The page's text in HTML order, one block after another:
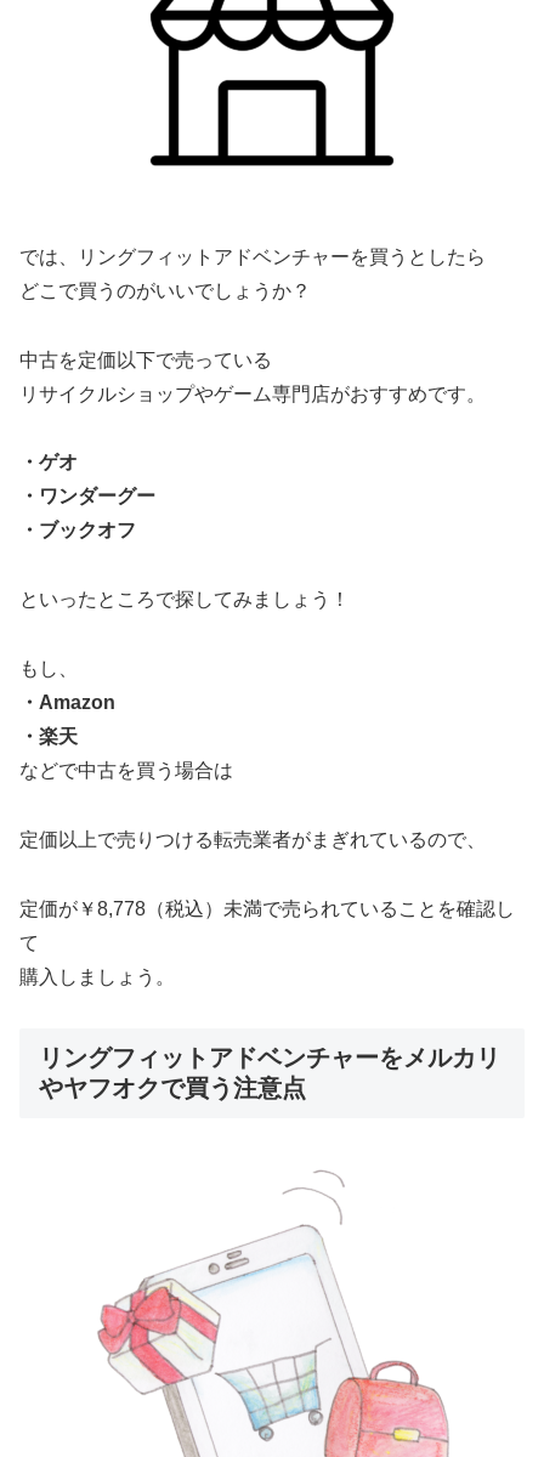
では、リングフィットアドベンチャーを買うとしたら
どこで買うのがいいでしょうか？
中古を定価以下で売っている
リサイクルショップやゲーム専門店がおすすめです。
・ゲオ
・ワンダーグー
・ブックオフ
といったところで探してみましょう！
もし、
・Amazon
・楽天
などで中古を買う場合は
定価以上で売りつける転売業者がまぎれているので、
定価が￥8,778（税込）未満で売られていることを確認し
て
購入しましょう。
リングフィットアドベンチャーをメルカリ
やヤフオクで買う注意点